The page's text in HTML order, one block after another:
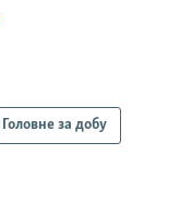
Головне за добу